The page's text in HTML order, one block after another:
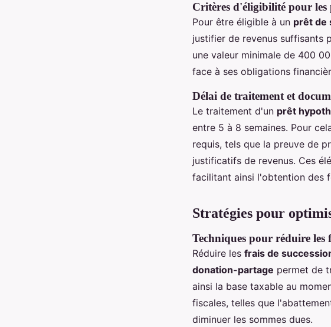
Critères d'éligibilité pour les
Pour être éligible à un prêt de
justifier de revenus suffisants
une valeur minimale de 400
face à ses obligations
Délai de traitement et
Le traitement d'un prêt
entre 5 à 8 semaines. Pour
requis, tels que la preuve de
justificatifs de revenus. Ces
facilitant ainsi l'obtention des
Stratégies pour
Techniques pour réduire les
Réduire les frais de
donation-partage permet de
ainsi la base taxable au
fiscales, telles que
diminuer les sommes dues.